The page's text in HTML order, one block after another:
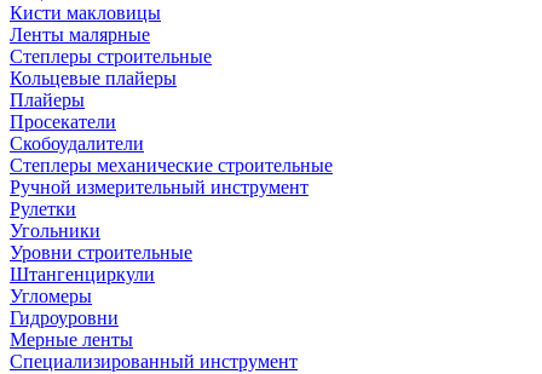
Кисти макловицы
Ленты малярные
Степлеры строительные
Кольцевые плайеры
Плайеры
Просекатели
Скобоудалители
Степлеры механические строительные
Ручной измерительный инструмент
Рулетки
Угольники
Уровни строительные
Штангенциркули
Угломеры
Гидроуровни
Мерные ленты
Специализированный инструмент